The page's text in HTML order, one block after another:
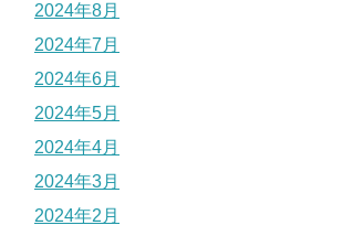
2024年8月
2024年7月
2024年6月
2024年5月
2024年4月
2024年3月
2024年2月